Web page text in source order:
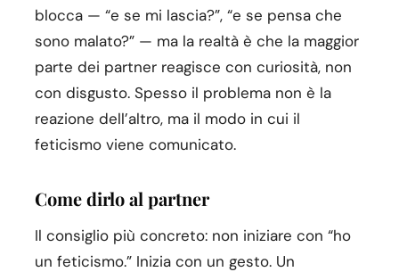
blocca — “e se mi lascia?”, “e se pensa che
sono malato?” — ma la realtà è che la maggior
parte dei partner reagisce con curiosità, non
con disgusto. Spesso il problema non è la
reazione dell’altro, ma il modo in cui il
feticismo viene comunicato.
Come dirlo al partner
Il consiglio più concreto: non iniziare con “ho
un feticismo.” Inizia con un gesto. Un